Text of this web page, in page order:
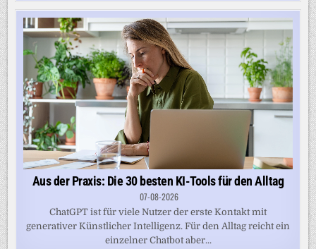
Aus der Praxis: Die 30 besten KI-Tools für den Alltag
07-08-2026
ChatGPT ist für viele Nutzer der erste Kontakt mit
generativer Künstlicher Intelligenz. Für den Alltag reicht ein
einzelner Chatbot aber...